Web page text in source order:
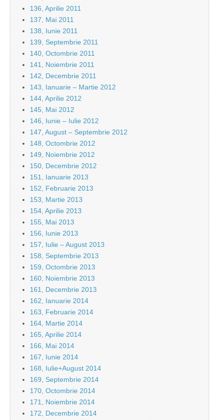
136, Aprilie 2011
137, Mai 2011
138, Iunie 2011
139, Septembrie 2011
140, Octombrie 2011
141, Noiembrie 2011
142, Decembrie 2011
143, Ianuarie – Martie 2012
144, Aprilie 2012
145, Mai 2012
146, Iunie – Iulie 2012
147, August – Septembrie 2012
148, Octombrie 2012
149, Noiembrie 2012
150, Decembrie 2012
151, Ianuarie 2013
152, Februarie 2013
153, Martie 2013
154, Aprilie 2013
155, Mai 2013
156, Iunie 2013
157, Iulie – August 2013
158, Septembrie 2013
159, Octombrie 2013
160, Noiembrie 2013
161, Decembrie 2013
162, Ianuarie 2014
163, Februarie 2014
164, Martie 2014
165, Aprilie 2014
166, Mai 2014
167, Iunie 2014
168, Iulie+August 2014
169, Septembrie 2014
170, Octombrie 2014
171, Noiembrie 2014
172, Decembrie 2014